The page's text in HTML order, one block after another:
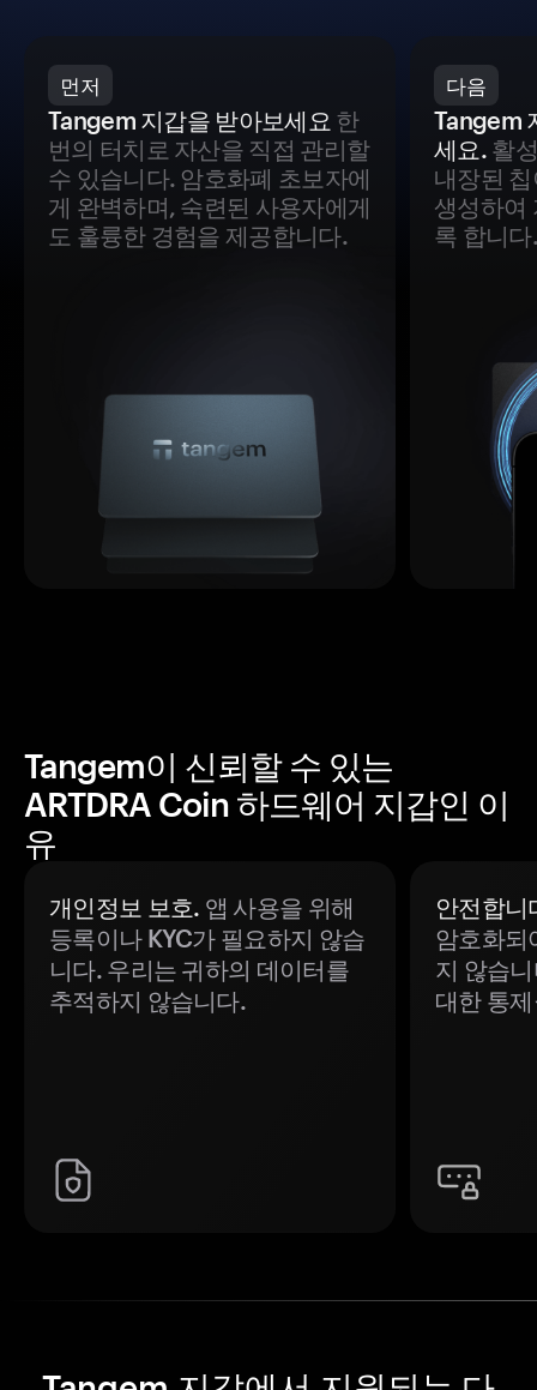
먼저
Tangem 지갑을 받아보세요 한
번의 터치로 자산을 직접 관리할
수 있습니다. 암호화폐 초보자에
게 완벽하며, 숙련된 사용자에게
도 훌륭한 경험을 제공합니다.
다음
Tangem
세요.활
내장된
생성하여
록 합니다.
Tangem이 신뢰할 수 있는
ARTDRA Coin 하드웨어 지갑인 이
유
개인정보 보호. 앱 사용을 위해
등록이나 KYC가 필요하지 않습
니다. 우리는 귀하의 데이터를
추적하지 않습니다.
안전합니
암호화되
지 않습
대한 통